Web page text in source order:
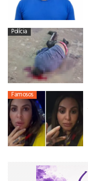
Polícia
Famosos